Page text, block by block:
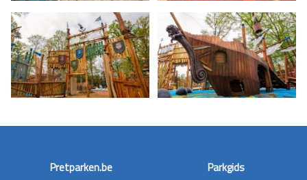
Pretparken.be
Parkgids